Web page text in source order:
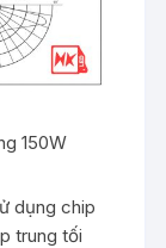
dụng chip
trung tối